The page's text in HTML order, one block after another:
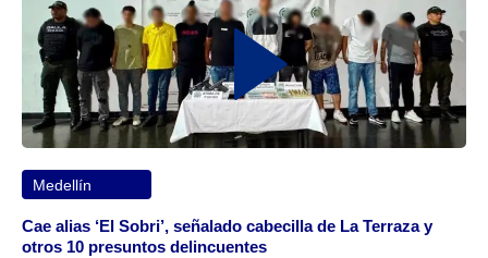
Medellín
Cae alias ‘El Sobri’, señalado cabecilla de La Terraza y
otros 10 presuntos delincuentes